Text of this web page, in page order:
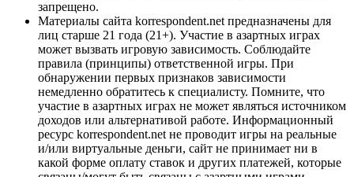
запрещено.
Материалы сайта korrespondent.net предназначены для
лиц старше 21 года (21+). Участие в азартных играх
может вызвать игровую зависимость. Соблюдайте
правила (принципы) ответственной игры. При
обнаружении первых признаков зависимости
немедленно обратитесь к специалисту. Помните, что
участие в азартных играх не может являться источником
доходов или альтернативой работе. Информационный
ресурс korrespondent.net не проводит игры на реальные
и/или виртуальные деньги, сайт не принимает ни в
какой форме оплату ставок и других платежей, которые